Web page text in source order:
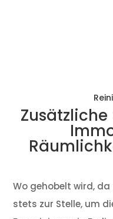
Zusätzliche
Wo gehobelt wird,
stets zur Stelle, um